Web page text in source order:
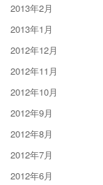
2013年2月
2013年1月
2012年12月
2012年11月
2012年10月
2012年9月
2012年8月
2012年7月
2012年6月